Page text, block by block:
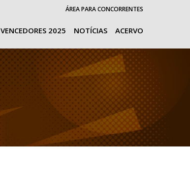
ÁREA PARA CONCORRENTES
VENCEDORES 2025 NOTÍCIAS ACERVO